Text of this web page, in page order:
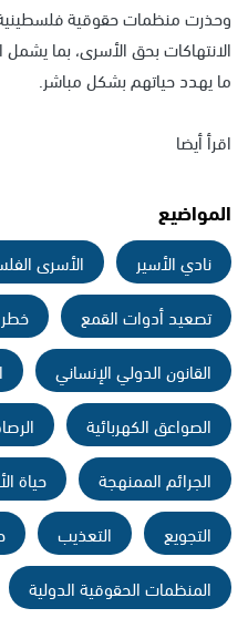
وحذرت منظمات حقوقية فلسطينية
الانتهاكات بحق الأسرى، بما يشمل
ما يهدد حياتهم بشكل مباشر.
اقرأ أيضا
المواضيع
نادي الأسير الأسرى
تصعيد أدوات القمع
القانون الدولي الإنساني
الصواعق الكهربائية
الجرائم الممنهجة
حياة
التجويع
التعذيب
المنظمات الحقوقية الدولية